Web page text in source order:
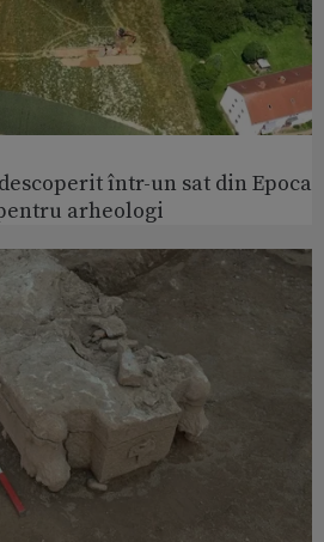
într-un sat din Epoca
arheologi